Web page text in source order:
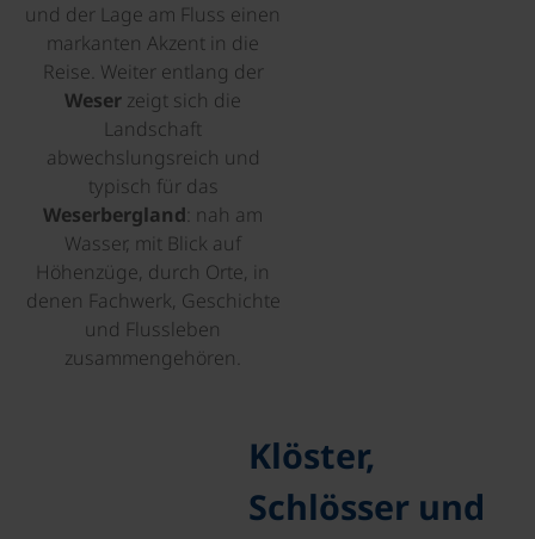
und der Lage am Fluss einen
markanten Akzent in die
Reise. Weiter entlang der
Weser zeigt sich die
Landschaft
abwechslungsreich und
typisch für das
Weserbergland: nah am
Wasser, mit Blick auf
Höhenzüge, durch Orte, in
denen Fachwerk, Geschichte
und Flussleben
zusammengehören.
Klöster,
Schlösser und